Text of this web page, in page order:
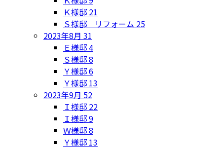
Ｋ様邸 21
Ｓ様邸 リフォーム 25
2023年8月 31
Ｅ様邸4
Ｓ様邸8
Ｙ様邸6
Ｙ様邸 13
2023年9月 52
Ｉ様邸 22
Ｉ様邸9
Ｗ様邸8
Ｙ様邸 13